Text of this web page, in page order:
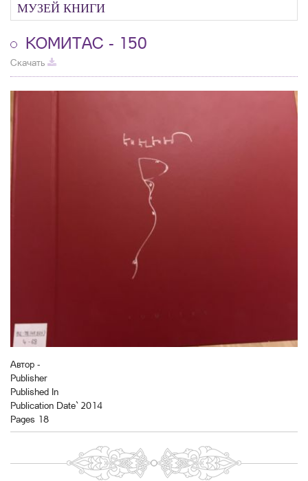
МУЗЕЙ КНИГИ
КОМИТАС - 150
Скачать
Автор -
Publisher
Published In
Publication Date` 2014
Pages 18